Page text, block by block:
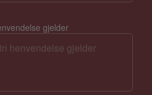
gjelder